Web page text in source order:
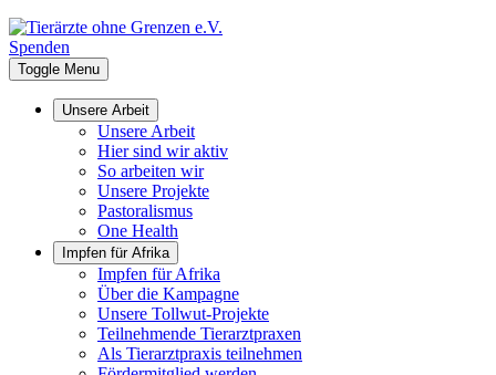
Spenden
Toggle Menu
Unsere Arbeit
Unsere Arbeit
Hier sind wir aktiv
So arbeiten wir
Unsere Projekte
Pastoralismus
One Health
Impfen für Afrika
Impfen für Afrika
Über die Kampagne
Unsere Tollwut-Projekte
Teilnehmende Tierarztpraxen
Als Tierarztpraxis teilnehmen